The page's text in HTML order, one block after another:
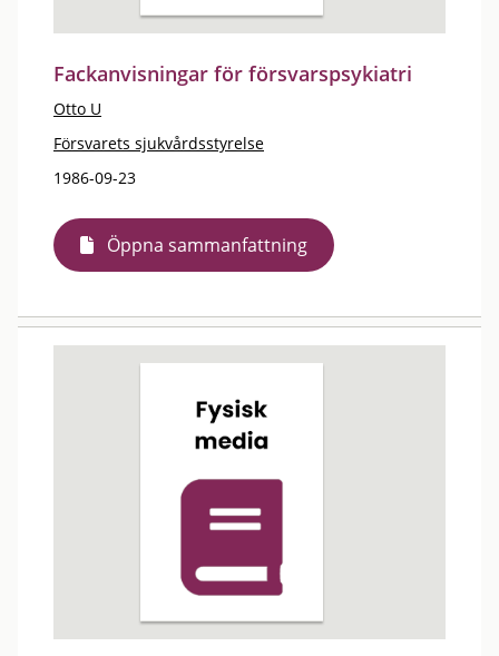
Fackanvisningar för försvarspsykiatri
Otto U
Försvarets sjukvårdsstyrelse
1986-09-23
Öppna sammanfattning